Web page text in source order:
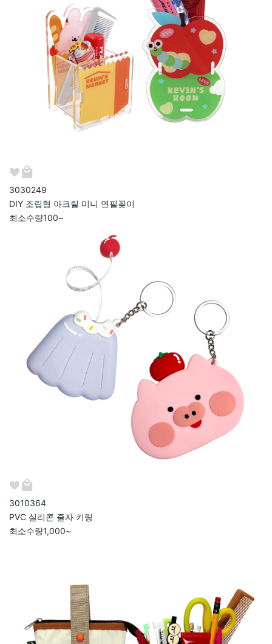
3030249
DIY 조립형 아크릴 미니 연필꽂이
최소수량100~
3010364
PVC 실리콘 줄자 키링
최소수량1,000~